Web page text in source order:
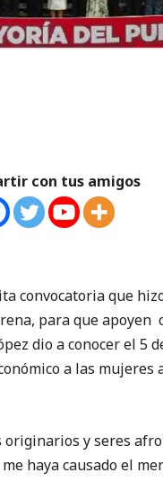
con tus amigos
convocatoria que
para que
dio a conocer el 5
a las mujeres
y seres
haya causado el